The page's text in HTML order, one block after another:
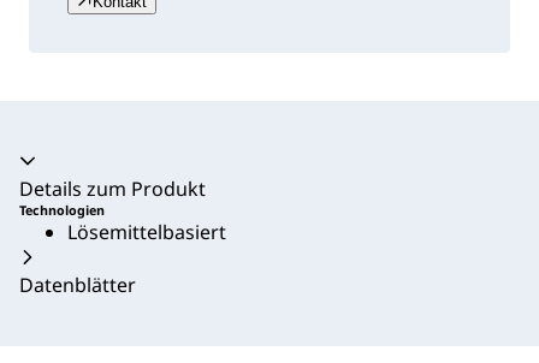
Akkordeon zusammengeklappt
Details zum Produkt
Technologien
Lösemittelbasiert
Datenblätter